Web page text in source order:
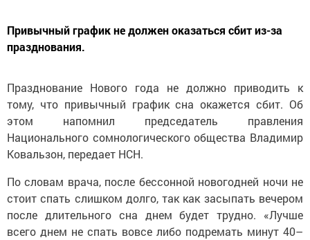
Привычный график не должен оказаться сбит из-за
празднования.
Празднование Нового года не должно приводить к
тому, что привычный график сна окажется сбит. Об
этом напомнил председатель правления
Национального сомнологического общества Владимир
Ковальзон, передает НСН.
По словам врача, после бессонной новогодней ночи не
стоит спать слишком долго, так как засыпать вечером
после длительного сна днем будет трудно. «Лучше
всего днем не спать вовсе либо подремать минут 40–